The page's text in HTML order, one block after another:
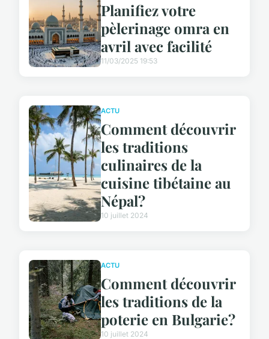
Planifiez votre
pèlerinage omra en
avril avec facilité
11/03/2025 19:53
ACTU
Comment découvrir
les traditions
culinaires de la
cuisine tibétaine au
Népal?
10 juillet 2024
ACTU
Comment découvrir
les traditions de la
poterie en Bulgarie?
10 juillet 2024